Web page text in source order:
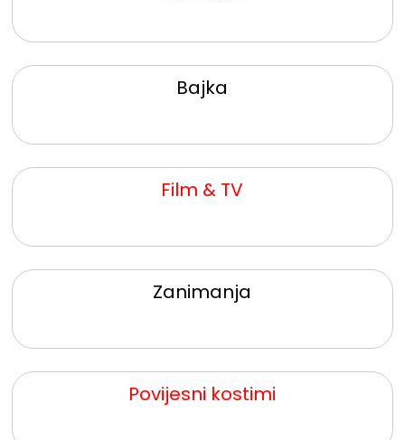
Bajka
Film & TV
Zanimanja
Povijesni kostimi